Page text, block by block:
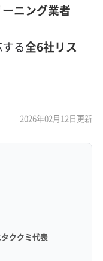
ニング業者
る全6社リス
2026年02月12日更新
ククミ代表